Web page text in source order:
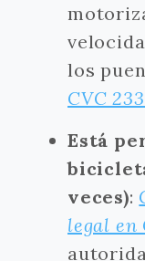
los
CVC
Está
veces):
legal